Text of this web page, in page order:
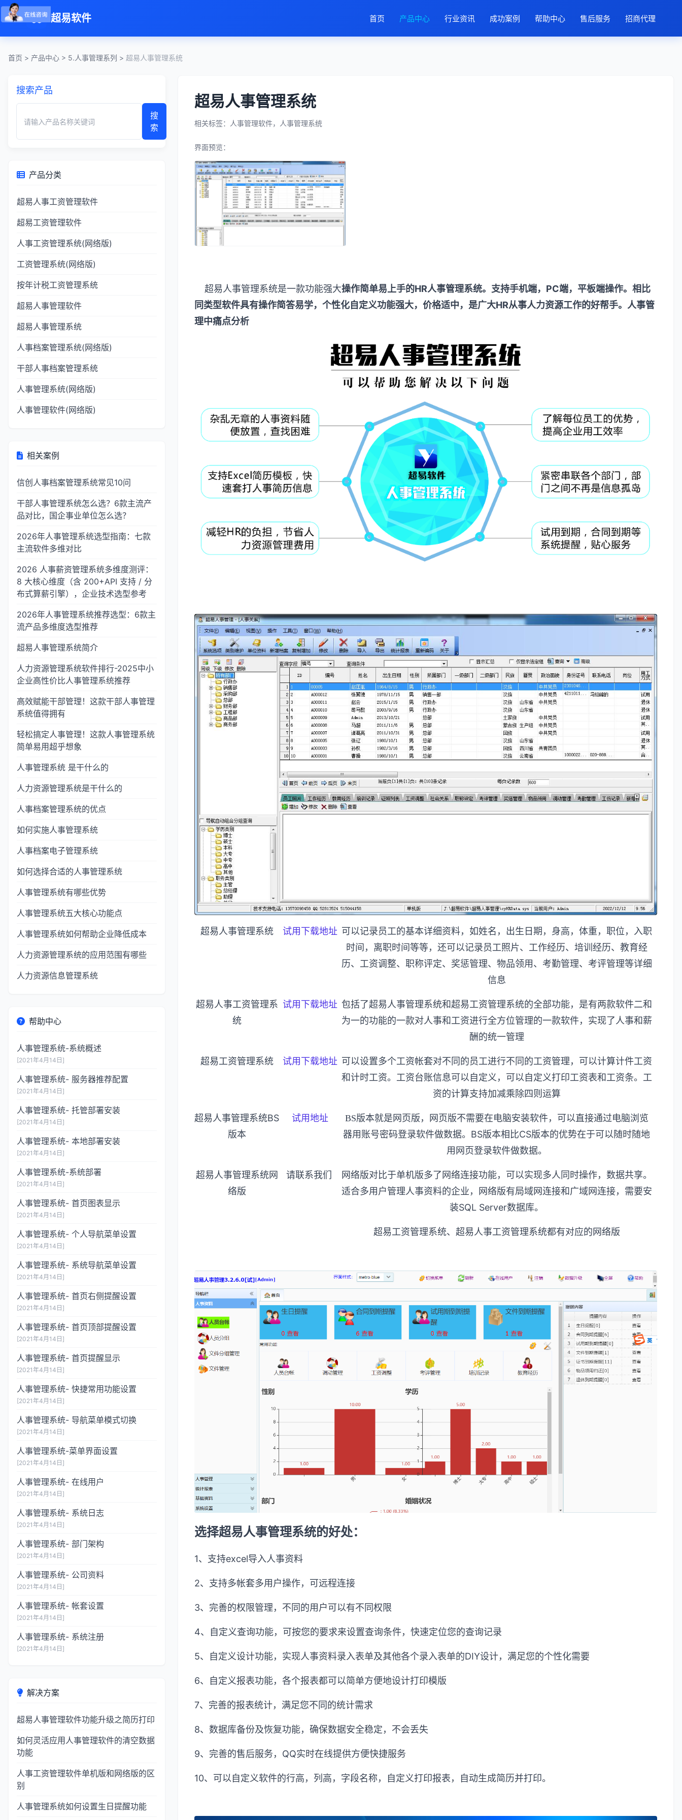
超易软件 首页 产品中心 行业资讯 成功案例 帮助中心 售后服务 招商代理
首页 > 产品中心 > 5.人事管理系列 > 超易人事管理系统
搜索产品
搜
索
产品分类
超易人事工资管理软件
超易工资管理软件
人事工资管理系统(网络版)
工资管理系统(网络版)
按年计税工资管理系统
超易人事管理软件
超易人事管理系统
人事档案管理系统(网络版)
干部人事档案管理系统
人事管理系统(网络版)
人事管理软件(网络版)
相关案例
信创人事档案管理系统常见10问
干部人事管理系统怎么选？6款主流产
品对比，国企事业单位怎么选？
2026年人事管理系统选型指南：七款
主流软件多维对比
2026 人事薪资管理系统多维度测评：
8 大核心维度（含 200+API 支持 / 分
布式算薪引擎），企业技术选型参考
2026年人事管理系统推荐选型：6款主
流产品多维度选型推荐
超易人事管理系统简介
人力资源管理系统软件排行-2025中小
企业高性价比人事管理系统推荐
高效赋能干部管理！这款干部人事管理
系统值得拥有
轻松搞定人事管理！这款人事管理系统
简单易用超乎想象
人事管理系统 是干什么的
人力资源管理系统是干什么的
人事档案管理系统的优点
如何实施人事管理系统
人事档案电子管理系统
如何选择合适的人事管理系统
人事管理系统有哪些优势
人事管理系统五大核心功能点
人事管理系统如何帮助企业降低成本
人力资源管理系统的应用范围有哪些
人力资源信息管理系统
帮助中心
人事管理系统-系统概述
[2021年4月14日]
人事管理系统- 服务器推荐配置
[2021年4月14日]
人事管理系统- 托管部署安装
[2021年4月14日]
人事管理系统- 本地部署安装
[2021年4月14日]
人事管理系统-系统部署
[2021年4月14日]
人事管理系统- 首页图表显示
[2021年4月14日]
人事管理系统- 个人导航菜单设置
[2021年4月14日]
人事管理系统- 系统导航菜单设置
[2021年4月14日]
人事管理系统- 首页右侧提醒设置
[2021年4月14日]
人事管理系统- 首页顶部提醒设置
[2021年4月14日]
人事管理系统- 首页提醒显示
[2021年4月14日]
人事管理系统- 快捷常用功能设置
[2021年4月14日]
人事管理系统- 导航菜单模式切换
[2021年4月14日]
人事管理系统-菜单界面设置
[2021年4月14日]
人事管理系统- 在线用户
[2021年4月14日]
人事管理系统- 系统日志
[2021年4月14日]
人事管理系统- 部门架构
[2021年4月14日]
人事管理系统- 公司资料
[2021年4月14日]
人事管理系统- 帐套设置
[2021年4月14日]
人事管理系统- 系统注册
[2021年4月14日]
解决方案
超易人事管理软件功能升级之简历打印
如何灵活应用人事管理软件的清空数据
功能
人事工资管理软件单机版和网络版的区
别
人事管理系统如何设置生日提醒功能
超易人事管理系统
相关标签：人事管理软件，人事管理系统
界面预览：
超易人事管理系统是一款功能强大操作简单易上手的HR人事管理系统。支持手机端，PC端，平板端操作。相比
同类型软件具有操作简答易学， 个性化自定义功能强大，价格适中，是广大HR从事人力资源工作的好帮手。人事管
理中痛点分析
超易人事管理系统 试用下载地址 可以记录员工的基本详细资料，如姓名，出生日期，身高，体重，职位，入职
时间，离职时间等等，还可以记录员工照片、工作经历、培训经历、教育经
历、工资调整、职称评定、奖惩管理、物品领用、考勤管理、考评管理等详细
信息
超易人事工资管理系
统
试用下载地址 包括了超易人事管理系统和超易工资管理系统的全部功能，是有两款软件二和
为一的功能的一款对人事和工资进行全方位管理的一款软件，实现了人事和薪
酬的统一管理
超易工资管理系统 试用下载地址 可以设置多个工资帐套对不同的员工进行不同的工资管理，可以计算计件工资
和计时工资。工资台账信息可以自定义，可以自定义打印工资表和工资条。工
资的计算支持加减乘除四则运算
超易人事管理系统BS
版本
试用地址 BS版本就是网页版，网页版不需要在电脑安装软件，可以直接通过电脑浏览
器用账号密码登录软件做数据。 BS版本相比CS版本的优势在于可以随时随地
用网页登录软件做数据。
超易人事管理系统网
络版
请联系我们
网络版对比于单机版多了网络连接功能，可以实现多人同时操作，数据共享。
适合多用户管理人事资料的企业，网络版有局域网连接和广域网连接，需要安
装SQL Server数据库。
超易工资管理系统、超易人事工资管理系统都有对应的网络版
选择超易人事管理系统的好处：
1、支持excel导入人事资料
2、支持多帐套多用户操作，可远程连接
3、完善的权限管理，不同的用户可以有不同权限
4、自定义查询功能，可按您的要求来设置查询条件，快速定位您的查询记录
5、自定义设计功能，实现人事资料录入表单及其他各个录入表单的DIY设计，满足您的个性化需要
6、自定义报表功能，各个报表都可以简单方便地设计打印模版
7、完善的报表统计，满足您不同的统计需求
8、数据库备份及恢复功能，确保数据安全稳定，不会丢失
9、完善的售后服务， QQ实时在线提供方便快捷服务
10、 可以自定义软件的行高，列高，字段名称，自定义打印报表，自动生成简历并打印。